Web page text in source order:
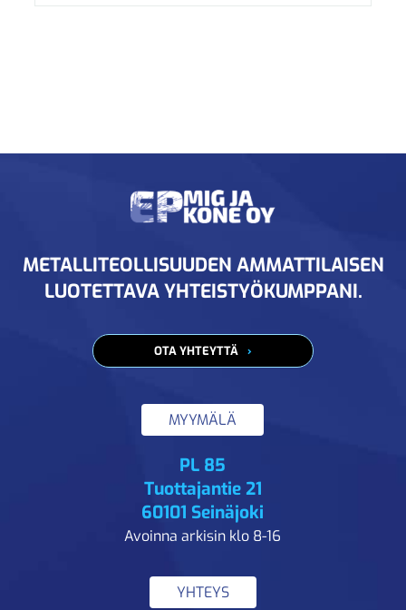
METALLITEOLLISUUDEN AMMATTILAISEN
LUOTETTAVA YHTEISTYÖKUMPPANI.
OTA YHTEYTTÄ
MYYMÄLÄ
PL 85
Tuottajantie 21
60101 Seinäjoki
Avoinna arkisin klo 8-16
YHTEYS